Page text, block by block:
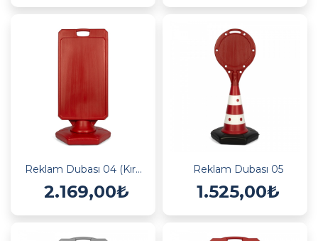
Reklam Dubası 04 (Kırmızı)
2.169,00₺
Reklam Dubası 05
1.525,00₺